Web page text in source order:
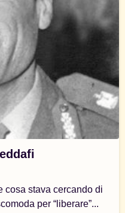
cosa stava cercando di
per “liberare”...